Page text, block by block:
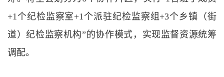
+1个纪检监察室+1个派驻纪检监察组+3个乡镇（街
道）纪检监察机构”的协作模式，实现监督资源统筹
调配。